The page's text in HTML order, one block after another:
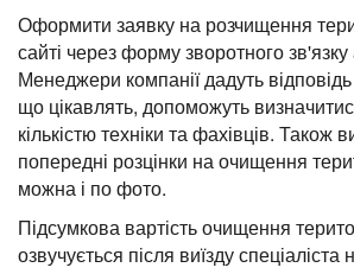
Оформити заявку на розчищення
сайті через форму зворотного
Менеджери компанії дадуть
що цікавлять, допоможуть
кількістю техніки та фахівців. Також
попередні розцінки на очищення
можна і по фото.
Підсумкова вартість очищення
озвучується після виїзду спеціаліста